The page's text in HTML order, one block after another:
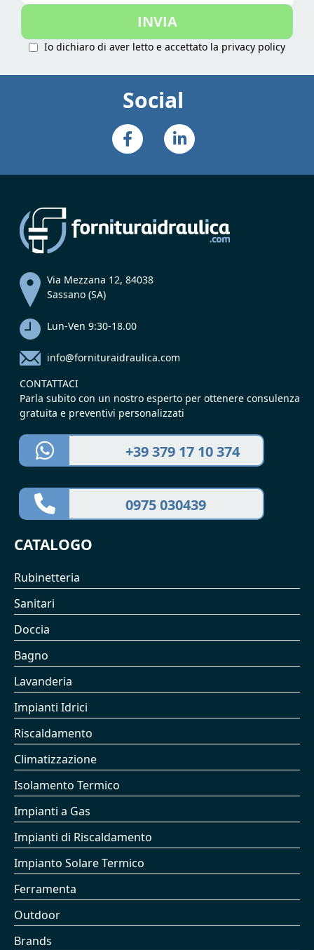
nostra
INVIA
Io dichiaro di aver letto e accettato la privacy policy
Social
Via Mezzana 12, 84038
Sassano (SA)
Lun-Ven 9:30-18.00
info@fornituraidraulica.com
CONTATTACI
Parla subito con un nostro esperto per ottenere consulenza
gratuita e preventivi personalizzati
+39 379 17 10 374
0975 030439
CATALOGO
Rubinetteria
Sanitari
Doccia
Bagno
Lavanderia
Impianti Idrici
Riscaldamento
Climatizzazione
Isolamento Termico
Impianti a Gas
Impianti di Riscaldamento
Impianto Solare Termico
Ferramenta
Outdoor
Brands